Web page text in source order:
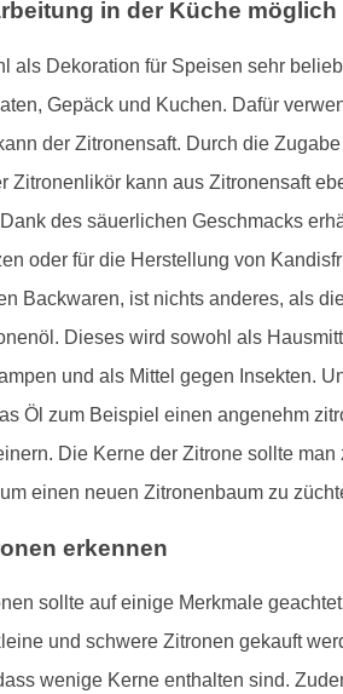
in der Küche
als Dekoration für Speisen sehr
Gepäck und Kuchen. Dafür
der Zitronensaft. Durch die
Zitronenlikör kann aus Zitronensaft
des säuerlichen Geschmacks
oder für die Herstellung von
Backwaren, ist nichts anderes, als
Dieses wird sowohl als
und als Mittel gegen Insekten.
Öl zum Beispiel einen angenehm
Die Kerne der Zitrone sollte
einen neuen Zitronenbaum zu
erkennen
sollte auf einige Merkmale
und schwere Zitronen gekauft
wenige Kerne enthalten sind.